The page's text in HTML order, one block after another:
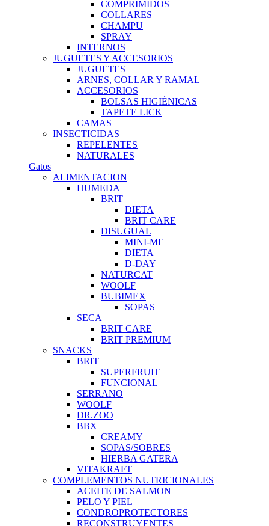
COMPRIMIDOS
COLLARES
CHAMPU
SPRAY
INTERNOS
JUGUETES Y ACCESORIOS
JUGUETES
ARNES, COLLAR Y RAMAL
ACCESORIOS
BOLSAS HIGIÉNICAS
TAPETE LICK
CAMAS
INSECTICIDAS
REPELENTES
NATURALES
Gatos
ALIMENTACION
HUMEDA
BRIT
DIETA
BRIT CARE
DISUGUAL
MINI-ME
DIETA
D-DAY
NATURCAT
WOOLF
BUBIMEX
SOPAS
SECA
BRIT CARE
BRIT PREMIUM
SNACKS
BRIT
SUPERFRUIT
FUNCIONAL
SERRANO
WOOLF
DR.ZOO
BBX
CREAMY
SOPAS/SOBRES
HIERBA GATERA
VITAKRAFT
COMPLEMENTOS NUTRICIONALES
ACEITE DE SALMON
PELO Y PIEL
CONDROPROTECTORES
RECONSTRUYENTES